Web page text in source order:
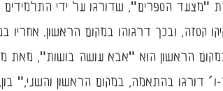
"מצעד הספרים", שדורגו על ידי התלמידים
הראשון הוא "אבא עושה בושות",
דורגו בהתאמה, במקום הראשון והשני,"